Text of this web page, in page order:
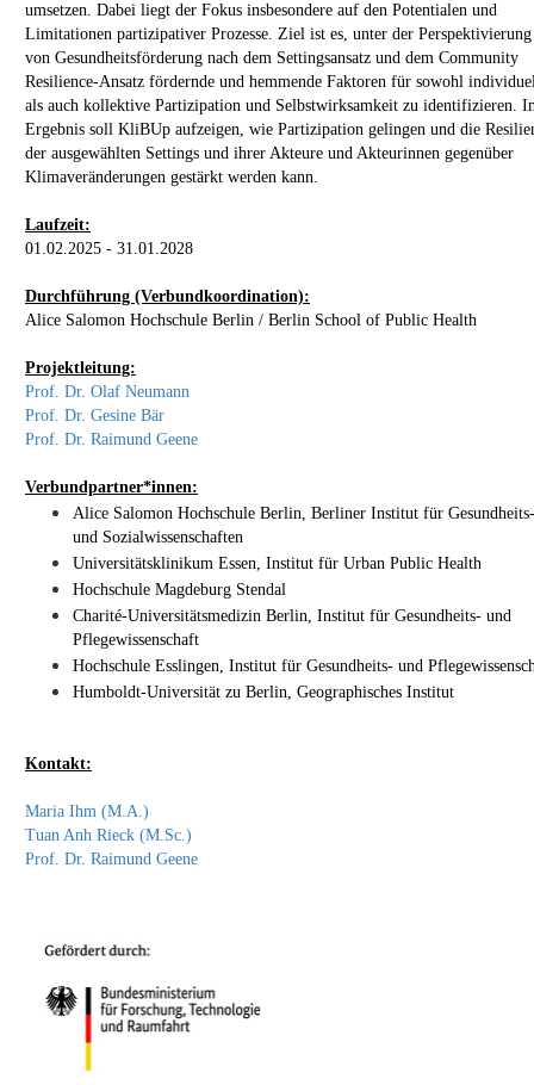
umsetzen. Dabei liegt der Fokus insbesondere auf den Potentialen und
Limitationen partizipativer Prozesse. Ziel ist es, unter der Perspektivierung
von Gesundheitsförderung nach dem Settingsansatz und dem Community
Resilience-Ansatz fördernde und hemmende Faktoren für sowohl
als auch kollektive Partizipation und Selbstwirksamkeit zu identifizieren.
Ergebnis soll KliBUp aufzeigen, wie Partizipation gelingen und die
der ausgewählten Settings und ihrer Akteure und Akteurinnen gegenüber
Klimaveränderungen gestärkt werden kann.
Laufzeit:
01.02.2025 - 31.01.2028
Durchführung (Verbundkoordination):
Alice Salomon Hochschule Berlin / Berlin School of Public Health
Projektleitung:
Prof. Dr. Olaf Neumann
Prof. Dr. Gesine Bär
Prof. Dr. Raimund Geene
Verbundpartner*innen:
Alice Salomon Hochschule Berlin, Berliner Institut für Gesundheits-
und Sozialwissenschaften
Universitätsklinikum Essen, Institut für Urban Public Health
Hochschule Magdeburg Stendal
Charité-Universitätsmedizin Berlin, Institut für Gesundheits- und
Pflegewissenschaft
Hochschule Esslingen, Institut für Gesundheits- und
Humboldt-Universität zu Berlin, Geographisches Institut
Kontakt:
Maria Ihm (M.A.)
Tuan Anh Rieck (M.Sc.)
Prof. Dr. Raimund Geene